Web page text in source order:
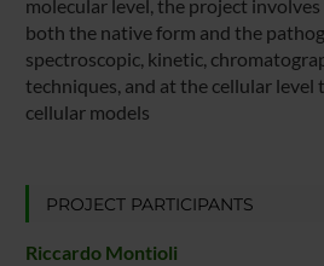
molecular level, the project
both the native form and the
spectroscopic, kinetic,
techniques, and at the cellular level
cellular models
PROJECT PARTICIPANTS
Riccardo Montioli